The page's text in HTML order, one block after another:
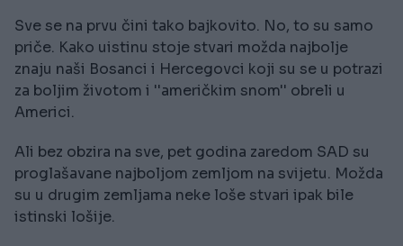
Sve se na prvu čini tako bajkovito. No, to su samo
priče. Kako uistinu stoje stvari možda najbolje
znaju naši Bosanci i Hercegovci koji su se u potrazi
za boljim životom i ''američkim snom'' obreli u
Americi.
Ali bez obzira na sve, pet godina zaredom SAD su
proglašavane najboljom zemljom na svijetu. Možda
su u drugim zemljama neke loše stvari ipak bile
istinski lošije.